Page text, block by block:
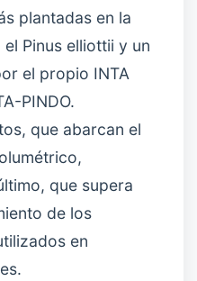
plantadas en la
Pinus elliottii y un
el propio INTA
PINDO.
que abarcan el
que supera
de los
en